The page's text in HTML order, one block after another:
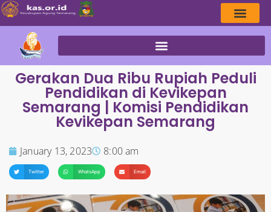
Gerakan Dua Ribu Rupiah Peduli
Pendidikan di Kevikepan
Semarang | Komisi Pendidikan
Kevikepan Semarang
January 13, 2023 8:00 am
Twitter WhatsApp Email